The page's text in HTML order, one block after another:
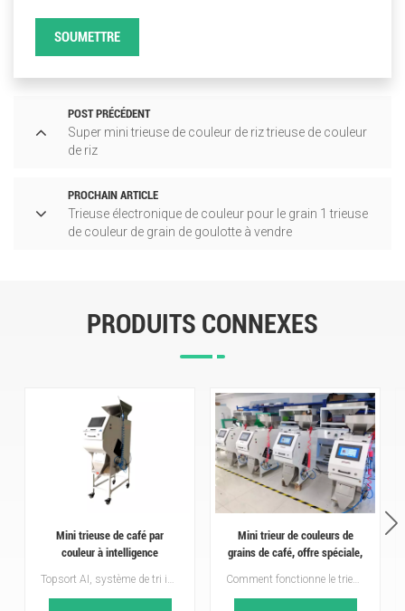
SOUMETTRE
POST PRÉCÉDENT
Super mini trieuse de couleur de riz trieuse de couleur
de riz
PROCHAIN ARTICLE
Trieuse électronique de couleur pour le grain 1 trieuse
de couleur de grain de goulotte à vendre
PRODUITS CONNEXES
Mini trieuse de café par
couleur à intelligence
de café moisis, véreux et
Topsort AI, système de tri intelligent par apprentissage profond, trie tous les grains de café verts et torréfiés, zéro grain défectueux, aide les transformateurs et torréfacteurs de café à obtenir une valeur marchande premium à l'échelle mondiale.Topsort mini trieur de café par couleur IA Augmentez facilement vos profits sur le café !
Mini trieur de couleurs de
grains de café, offre spéciale,
Comment fonctionne le trieur de couleurs de grains de café ?Système d'alimentation : les grains de café sont introduits dans la machine via une trémie. Le débit est soigneusement contrôlé pour garantir une alimentation uniforme.Technologie de tri optique : la machine utilise des caméras et des capteurs haute résolution pour détecter les moindres différences de couleur, de forme ou de taille des grains. Par exemple, elle identifie les grains présentant une décoloration, des taches ou des corps étrangers comme des pierres ou de la saleté.Mécanisme d'éjection : à l'aide de jets d'air comprimé, la machine sépare les grains défectueux ou les matières étrangères des grains acceptables, garantissant ainsi un produit propre et de haute qualité. Tri par dessus trieur de couleurs de grains de café est votre meilleur choix !